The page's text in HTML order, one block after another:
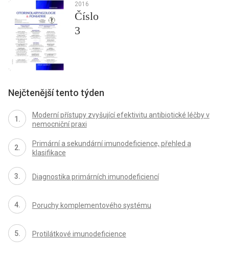
2016
Číslo
3
Nejčtenější tento týden
Moderní přístupy zvyšující efektivitu antibiotické léčby v
nemocniční praxi
Primární a sekundární imunodeficience, přehled a
klasifikace
Diagnostika primárních imunodeficiencí
Poruchy komplementového systému
Protilátkové imunodeficience